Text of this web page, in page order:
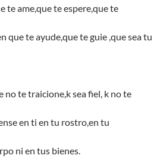
te ame,que te espere,que te
que te ayude,que te guie ,que sea tu
no te traicione,k sea fiel, k no te
en ti en tu rostro,en tu
ni en tus bienes.